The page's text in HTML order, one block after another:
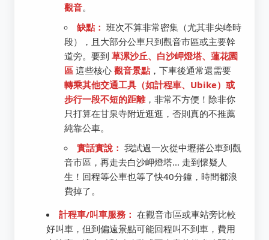
觀音。
缺點： 班次不算非常密集（尤其非尖峰時
段），且大部分公車只到觀音市區或主要幹
道旁。要到 草漯沙丘、白沙岬燈塔、蓮花園
區這些核心 觀音景點，下車後通常還需要
轉乘其他交通工具（如計程車、Ubike）或
步行一段不短的距離，非常不方便！除非你
只打算在甘泉寺附近逛逛，否則真的不推薦
純靠公車。
實話實說： 我試過一次從中壢搭公車到觀
音市區，再走去白沙岬燈塔... 走到懷疑人
生！回程等公車也等了快40分鐘，時間都浪
費掉了。
計程車/叫車服務： 在觀音市區或車站旁比較
好叫車，但到偏遠景點可能回程叫不到車，費用